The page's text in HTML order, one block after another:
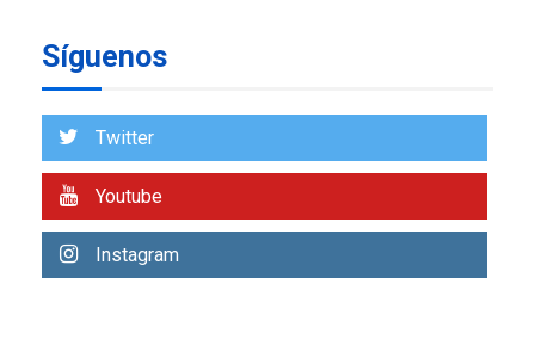
1
Libro de Guadalupe Burelli
Margarita
REGIONALES ÚLTIMA HORA
Programa “Cuidadores 360”
Síguenos
Twitter
Youtube
Instagram